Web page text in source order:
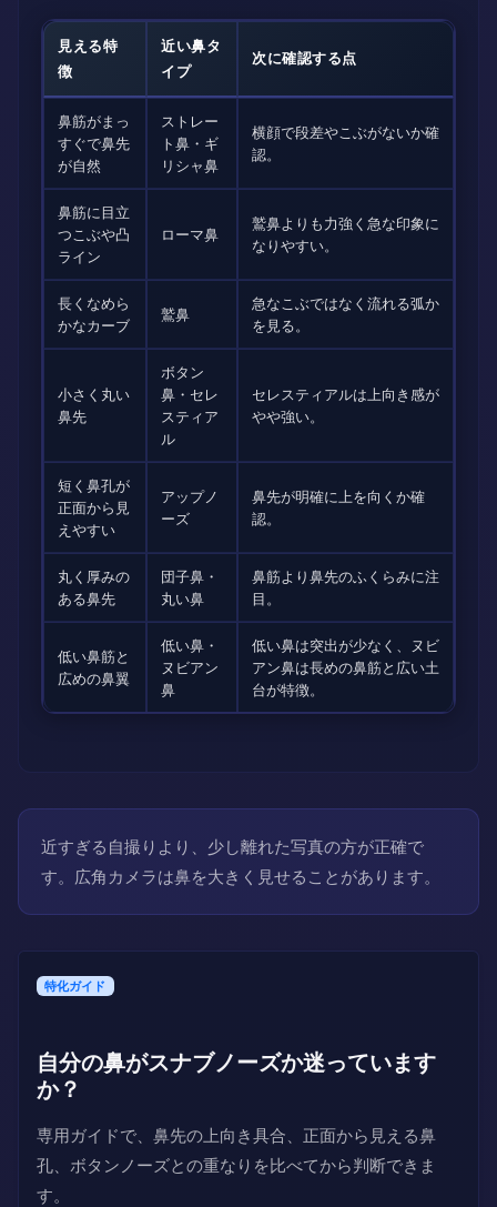
見える特
徴
近い鼻タ
イプ
次に確認する点
鼻筋がまっ
すぐで鼻先
が自然
ストレー
ト鼻・ギ
リシャ鼻
横顔で段差やこぶがないか確
認。
鼻筋に目立
つこぶや凸
ライン
ローマ鼻
鷲鼻よりも力強く急な印象に
なりやすい。
長くなめら
かなカーブ
鷲鼻
急なこぶではなく流れる弧か
を見る。
小さく丸い
鼻先
ボタン
鼻・セレ
スティア
ル
セレスティアルは上向き感が
やや強い。
短く鼻孔が
正面から見
えやすい
アップノ
ーズ
鼻先が明確に上を向くか確
認。
丸く厚みの
ある鼻先
団子鼻・
丸い鼻
鼻筋より鼻先のふくらみに注
目。
低い鼻筋と
広めの鼻翼
低い鼻・
ヌビアン
鼻
低い鼻は突出が少なく、ヌビ
アン鼻は長めの鼻筋と広い土
台が特徴。
近すぎる自撮りより、少し離れた写真の方が正確で
す。広角カメラは鼻を大きく見せることがあります。
特化ガイド
自分の鼻がスナブノーズか迷っています
か？
専用ガイドで、鼻先の上向き具合、正面から見える鼻
孔、ボタンノーズとの重なりを比べてから判断できま
す。